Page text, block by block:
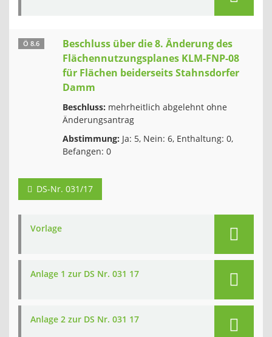
Ö 8.6
Beschluss über die 8. Änderung des
Flächennutzungsplanes KLM-FNP-08
für Flächen beiderseits Stahnsdorfer
Damm
Beschluss: mehrheitlich abgelehnt ohne
Änderungsantrag
Abstimmung: Ja: 5, Nein: 6, Enthaltung: 0,
Befangen: 0
DS-Nr. 031/17
Vorlage
Anlage 1 zur DS Nr. 031 17
Anlage 2 zur DS Nr. 031 17